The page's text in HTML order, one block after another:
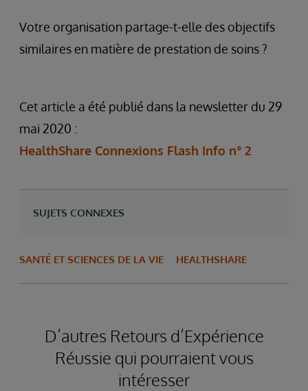
Votre organisation partage-t-elle des objectifs
similaires en matière de prestation de soins ?
Cet article a été publié dans la newsletter du 29
mai 2020 :
HealthShare Connexions Flash Info n° 2
SUJETS CONNEXES
SANTÉ ET SCIENCES DE LA VIE HEALTHSHARE
D’autres Retours d’Expérience
Réussie qui pourraient vous
intéresser